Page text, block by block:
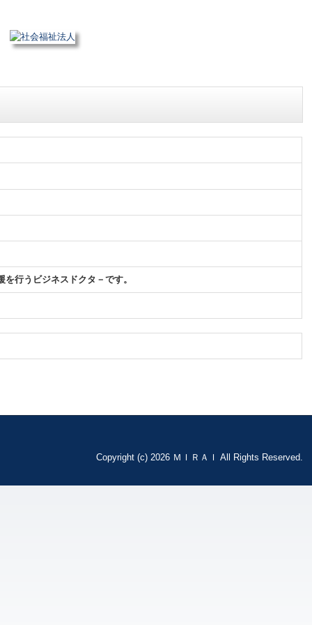
行うビジネスドクタ－です。
Copyright (c) 2026 ＭＩＲＡＩ All Rights Reserved.